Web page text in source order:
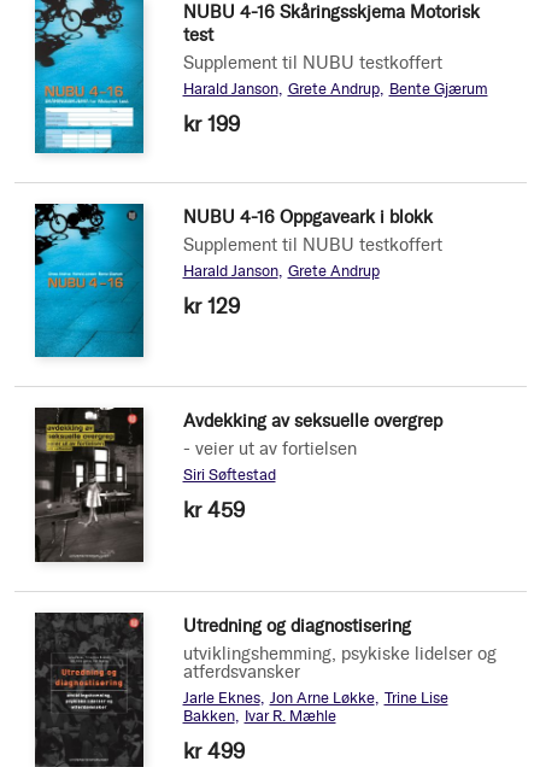
NUBU 4-16 Skåringsskjema Motorisk
test
Supplement til NUBU testkoffert
Harald Janson Grete Andrup Bente Gjærum
kr 199
NUBU 4-16 Oppgaveark i blokk
Supplement til NUBU testkoffert
Harald Janson Grete Andrup
kr 129
Avdekking av seksuelle overgrep
- veier ut av fortielsen
Siri Søftestad
kr 459
Utredning og diagnostisering
utviklingshemming, psykiske lidelser og
atferdsvansker
Jarle Eknes Jon Arne Løkke Trine Lise
Bakken
Ivar R. Mæhle
kr 499